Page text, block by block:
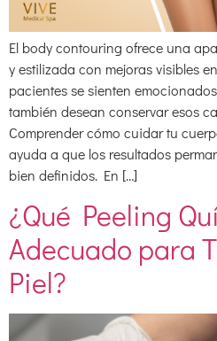
El body contouring ofrece una
y estilizada con mejoras visibles
pacientes se sienten
también desean conservar esos
Comprender cómo cuidar tu
ayuda a que los resultados
bien definidos. En […]
¿Qué Peeling
Adecuado para
Piel?